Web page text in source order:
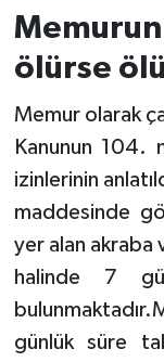
ölürse
Memur olarak
Kanunun 104.
izinlerinin
maddesinde
yer alan akraba
halinde 7
günlük süre